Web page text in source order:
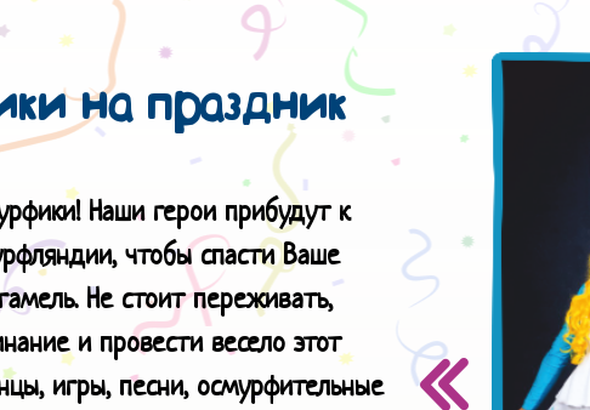
на праздник
Наши герои прибудут к
чтобы спасти Ваше
Не стоит переживать,
и провести весело этот
игры, песни, осмурфительные